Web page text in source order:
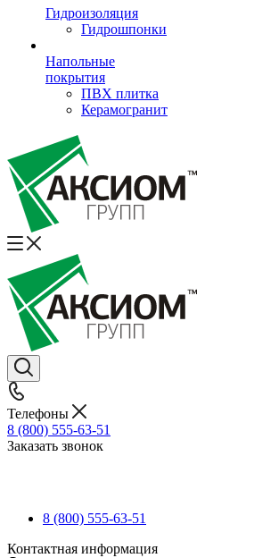
Гидроизоляция
Гидрошпонки
Напольные
покрытия
ПВХ плитка
Керамогранит
Телефоны
8 (800) 555-63-51
Заказать звонок
8 (800) 555-63-51
Контактная информация